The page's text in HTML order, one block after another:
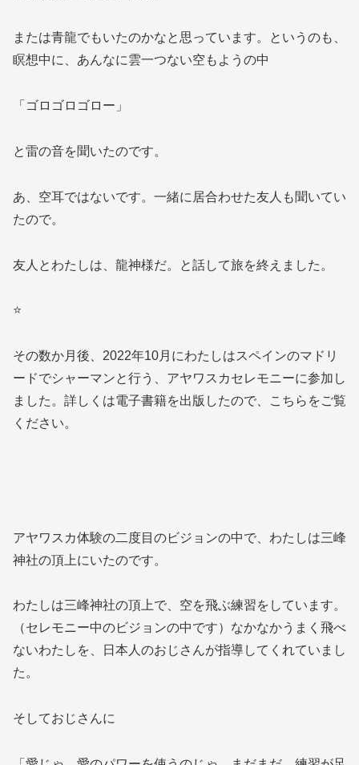
または青龍でもいたのかなと思っています。というのも、
瞑想中に、あんなに雲一つない空もようの中
「ゴロゴロゴロー」
と雷の音を聞いたのです。
あ、空耳ではないです。一緒に居合わせた友人も聞いてい
たので。
友人とわたしは、龍神様だ。と話して旅を終えました。
⭐
その数か月後、2022年10月にわたしはスペインのマドリ
ードでシャーマンと行う、アヤワスカセレモニーに参加し
ました。詳しくは電子書籍を出版したので、こちらをご覧
ください。
アヤワスカ体験の二度目のビジョンの中で、わたしは三峰
神社の頂上にいたのです。
わたしは三峰神社の頂上で、空を飛ぶ練習をしています。
（セレモニー中のビジョンの中です）なかなかうまく飛べ
ないわたしを、日本人のおじさんが指導してくれていまし
た。
そしておじさんに